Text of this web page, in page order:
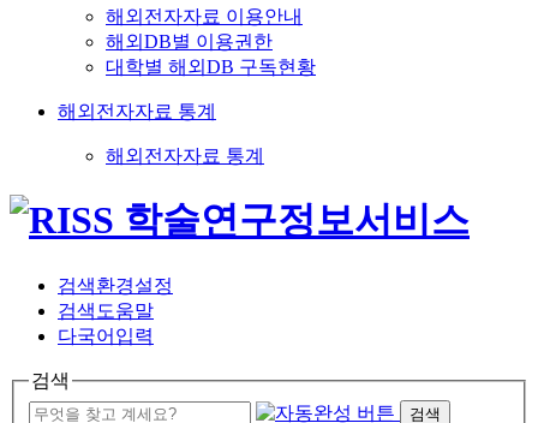
해외전자자료 이용안내
해외DB별 이용권한
대학별 해외DB 구독현황
해외전자자료 통계
해외전자자료 통계
검색환경설정
검색도움말
다국어입력
검색
검색